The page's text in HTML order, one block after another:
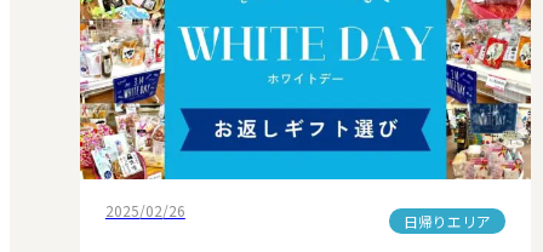
2025/02/26
日帰りエリア